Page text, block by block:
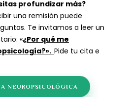
profundizar más?
una remisión puede
Te invitamos a leer un
«¿Por qué me
Pide tu cita e
NEUROPSICOLÓGICA